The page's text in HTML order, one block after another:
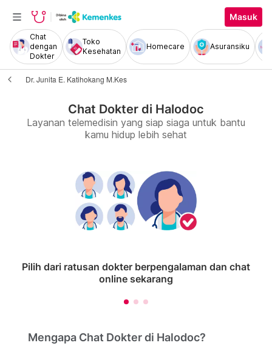
Masuk
Chat
dengan
Dokter
Toko
Kesehatan
Homecare Asuransiku
Dr. Junita E. Katihokang M.Kes
Chat Dokter di Halodoc
Layanan telemedisin yang siap siaga untuk bantu
kamu hidup lebih sehat
Pilih dari ratusan dokter berpengalaman dan chat
online sekarang
Mengapa Chat Dokter di Halodoc?